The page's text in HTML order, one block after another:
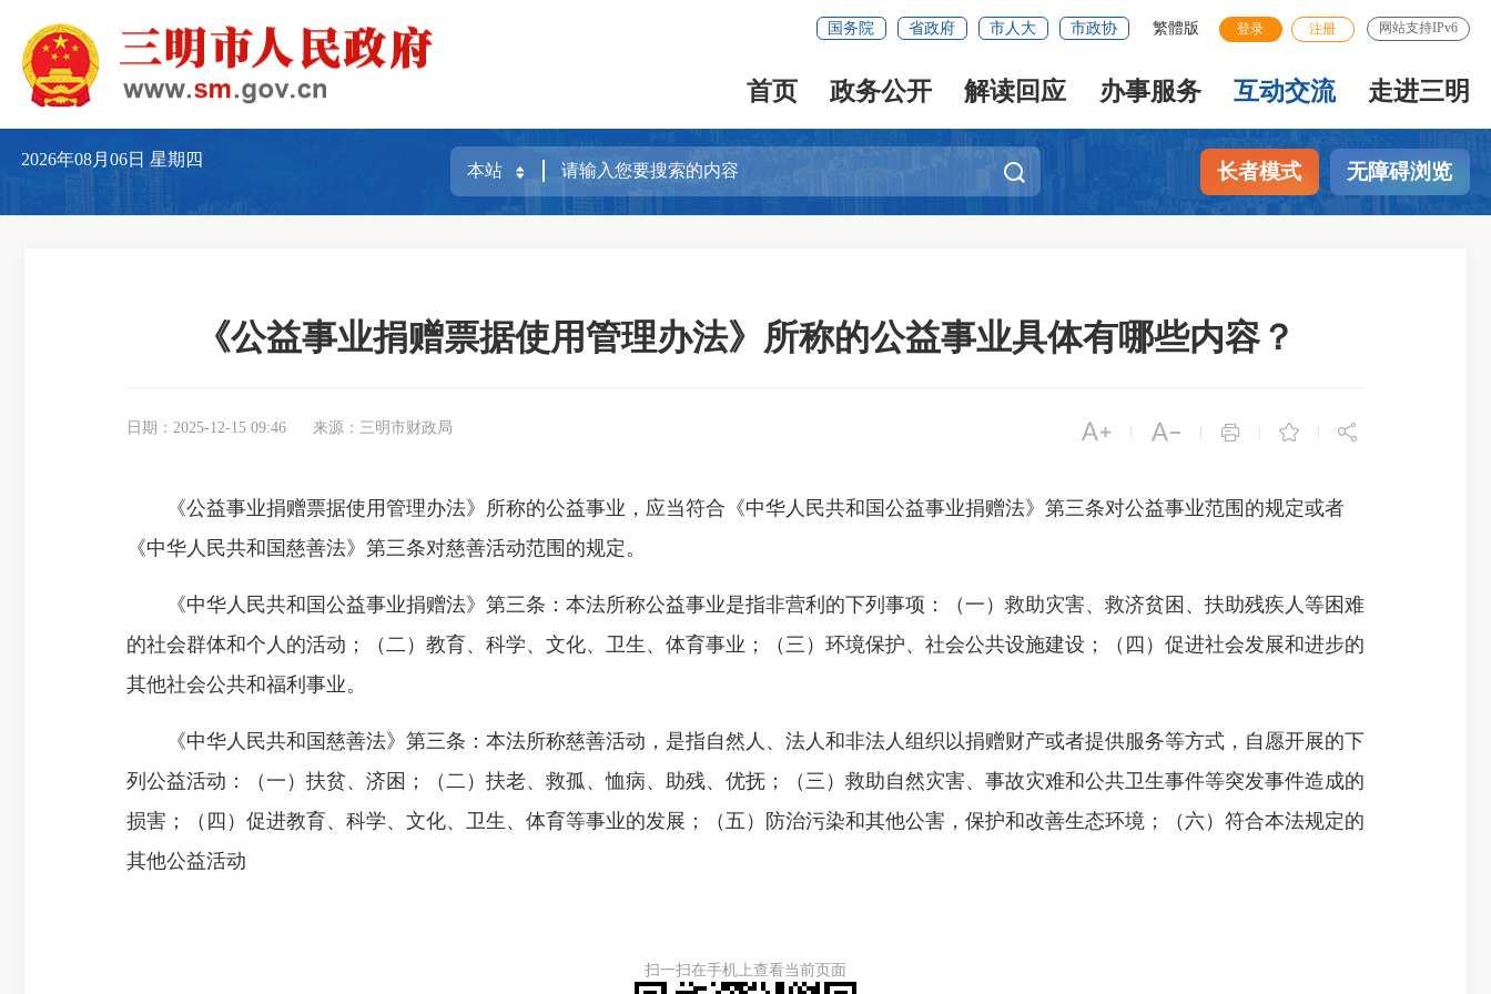
国务院 省政府 市人大 市政协 繁體版 登录 注册 网站支持IPv6
首页 政务公开 解读回应 办事服务 互动交流 走进三明
2026年08月06日星期四
长者模式 无障碍浏览
《公益事业捐赠票据使用管理办法》所称的公益事业具体有哪些内容？
日期：2025-12-15 09:46 来源：三明市财政局     
《公益事业捐赠票据使用管理办法》所称的公益事业，应当符合《中华人民共和国公益事业捐赠法》第三条对公益事业范围的规定或者
《中华人民共和国慈善法》第三条对慈善活动范围的规定。
《中华人民共和国公益事业捐赠法》第三条：本法所称公益事业是指非营利的下列事项：（一）救助灾害、救济贫困、扶助残疾人等困难
的社会群体和个人的活动；（二）教育、科学、文化、卫生、体育事业；（三）环境保护、社会公共设施建设；（四）促进社会发展和进步的
其他社会公共和福利事业。
《中华人民共和国慈善法》第三条：本法所称慈善活动，是指自然人、法人和非法人组织以捐赠财产或者提供服务等方式，自愿开展的下
列公益活动：（一）扶贫、济困；（二）扶老、救孤、恤病、助残、优抚；（三）救助自然灾害、事故灾难和公共卫生事件等突发事件造成的
损害；（四）促进教育、科学、文化、卫生、体育等事业的发展；（五）防治污染和其他公害，保护和改善生态环境；（六）符合本法规定的
其他公益活动
扫一扫在手机上查看当前页面